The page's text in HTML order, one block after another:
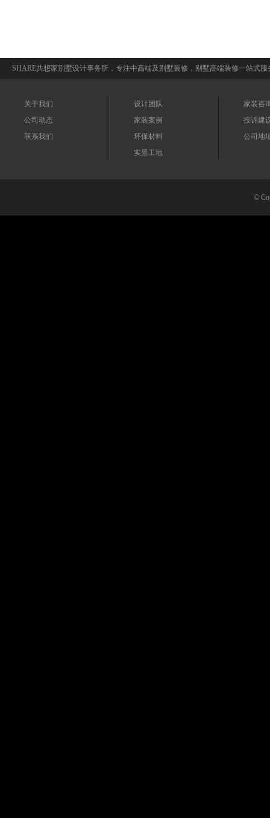
SHARE共想家别墅设计事务所，专注中高端及别墅装修，别墅高端装修一站式
关于我们
公司动态
联系我们
设计团队
家装案例
环保材料
实景工地
家装咨
投诉建
公司地
©